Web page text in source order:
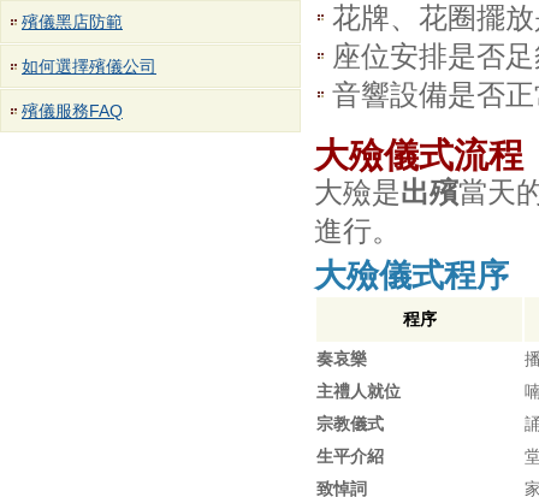
殯儀黑店防範
如何選擇殯儀公司
殯儀服務FAQ
花牌、花圈擺
座位安排是否
音響設備是否
大殮儀式流程
大殮是出殯當天
進行。
大殮儀式程序
程序
奏哀樂
主禮人就位
宗教儀式
生平介紹
致悼詞